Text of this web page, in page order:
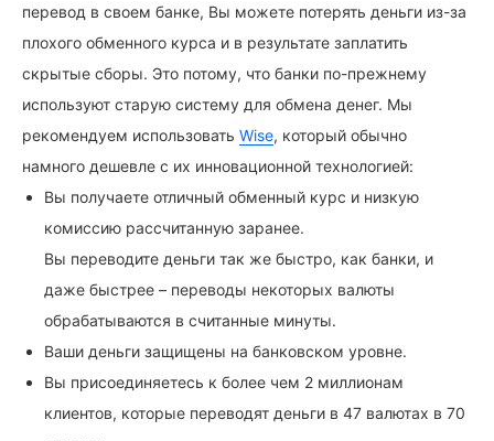
перевод в своем банке, Вы можете потерять деньги из-за
плохого обменного курса и в результате заплатить
скрытые сборы. Это потому, что банки по-прежнему
используют старую систему для обмена денег. Мы
рекомендуем использовать Wise, который обычно
намного дешевле с их инновационной технологией:
Вы получаете отличный обменный курс и низкую
комиссию рассчитанную заранее.
Вы переводите деньги так же быстро, как банки, и
даже быстрее – переводы некоторых валюты
обрабатываются в считанные минуты.
Ваши деньги защищены на банковском уровне.
Вы присоединяетесь к более чем 2 миллионам
клиентов, которые переводят деньги в 47 валютах в 70